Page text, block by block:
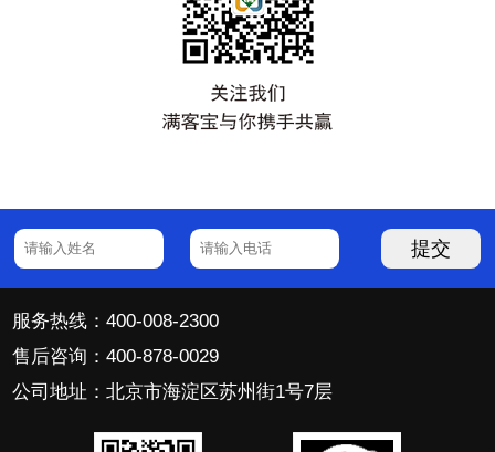
提交
服务热线：400-008-2300
售后咨询：400-878-0029
公司地址：北京市海淀区苏州街1号7层